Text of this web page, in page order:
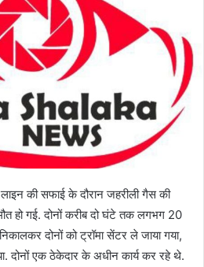
की सफाई के दौरान जहरीली गैस की
हो गई. दोनों करीब दो घंटे तक लगभग 20
दोनों को ट्रॉमा सेंटर ले जाया गया,
दोनों एक ठेकेदार के अधीन कार्य कर रहे थे.